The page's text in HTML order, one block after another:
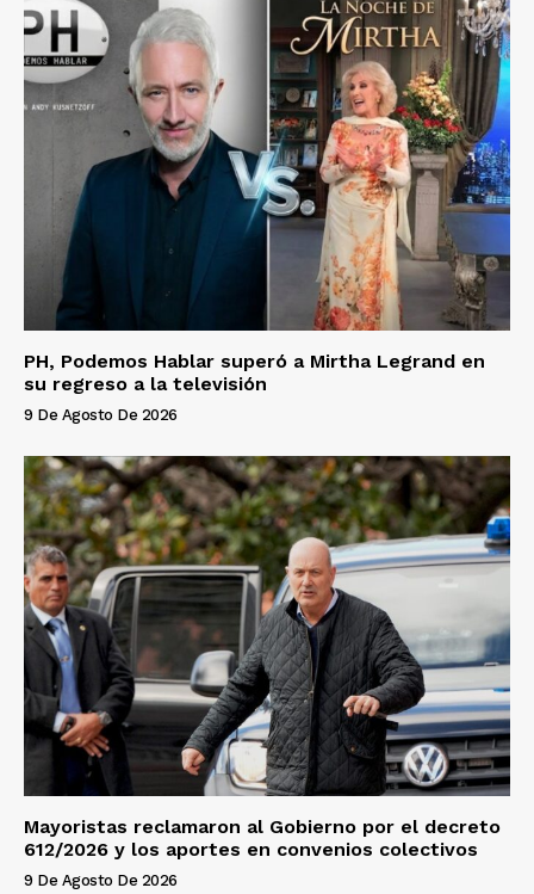
PH, Podemos Hablar superó a Mirtha Legrand en
su regreso a la televisión
9 De Agosto De 2026
Mayoristas reclamaron al Gobierno por el decreto
612/2026 y los aportes en convenios colectivos
9 De Agosto De 2026